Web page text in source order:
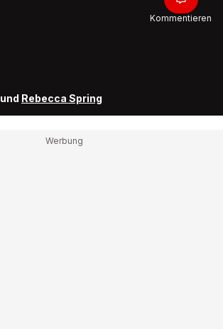
Kommentieren
und Rebecca Spring